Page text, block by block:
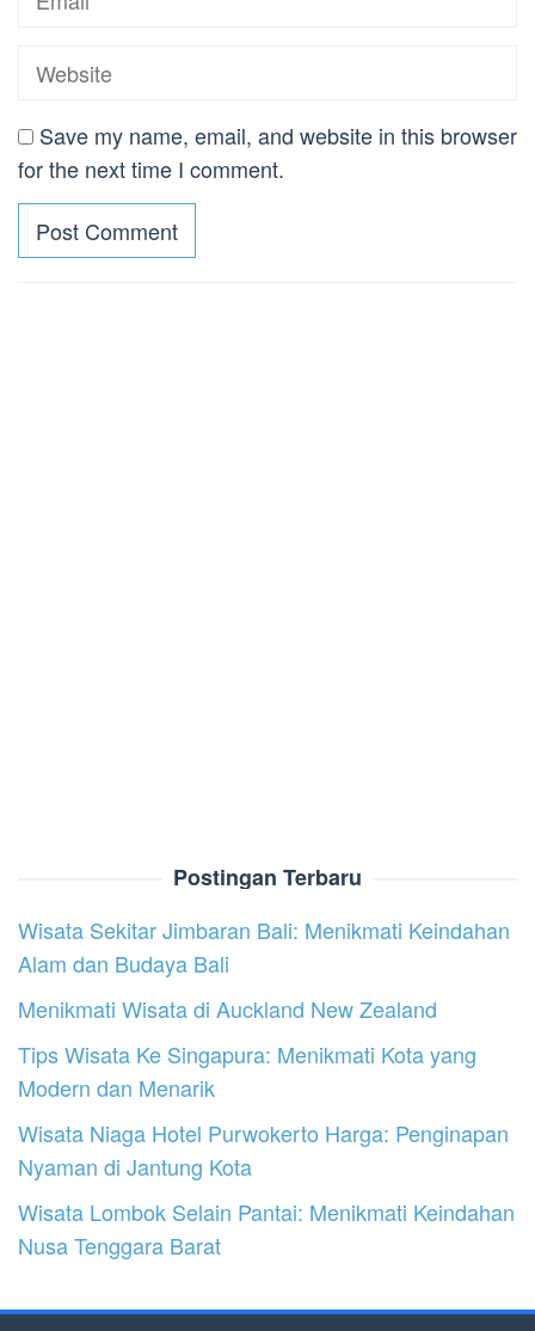
Save my name, email, and website in this browser
for the next time I comment.
Postingan Terbaru
Wisata Sekitar Jimbaran Bali: Menikmati Keindahan
Alam dan Budaya Bali
Menikmati Wisata di Auckland New Zealand
Tips Wisata Ke Singapura: Menikmati Kota yang
Modern dan Menarik
Wisata Niaga Hotel Purwokerto Harga: Penginapan
Nyaman di Jantung Kota
Wisata Lombok Selain Pantai: Menikmati Keindahan
Nusa Tenggara Barat